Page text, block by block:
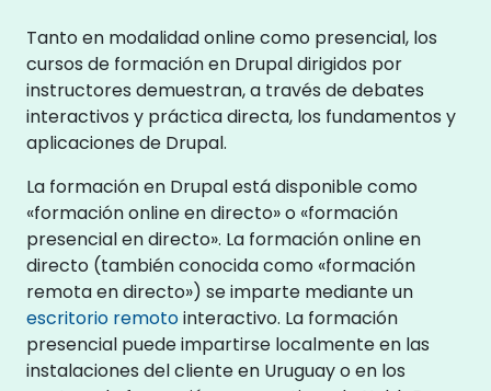
Tanto en modalidad online como presencial, los
cursos de formación en Drupal dirigidos por
instructores demuestran, a través de debates
interactivos y práctica directa, los fundamentos y
aplicaciones de Drupal.
La formación en Drupal está disponible como
«formación online en directo» o «formación
presencial en directo». La formación online en
directo (también conocida como «formación
remota en directo») se imparte mediante un
escritorio remotointeractivo. La formación
presencial puede impartirse localmente en las
instalaciones del cliente en Uruguay o en los